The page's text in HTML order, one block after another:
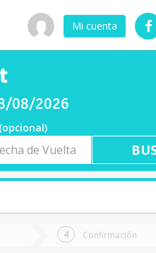
Mi cuenta
08/2026
Confirmación